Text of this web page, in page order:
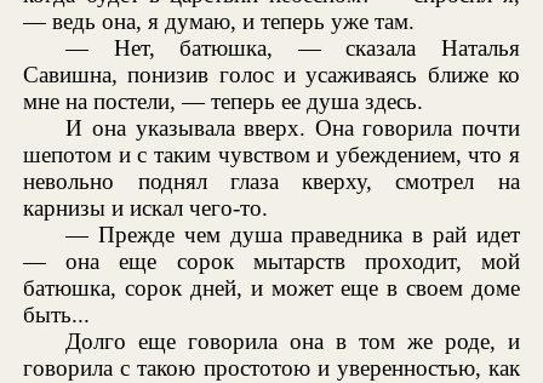
— ведь она, я думаю, и теперь уже там.
— Нет, батюшка, — сказала Наталья
Савишна, понизив голос и усаживаясь ближе ко
мне на постели, — теперь ее душа здесь.
И она указывала вверх. Она говорила почти
шепотом и с таким чувством и убеждением, что я
невольно поднял глаза кверху, смотрел на
карнизы и искал чего-то.
— Прежде чем душа праведника в рай идет
— она еще сорок мытарств проходит, мой
батюшка, сорок дней, и может еще в своем доме
быть...
Долго еще говорила она в том же роде, и
говорила с такою простотою и уверенностью, как